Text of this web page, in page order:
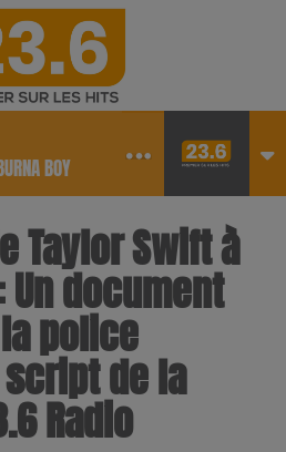
BOY
Taylor Swift à
Un document
police
de la
Radio